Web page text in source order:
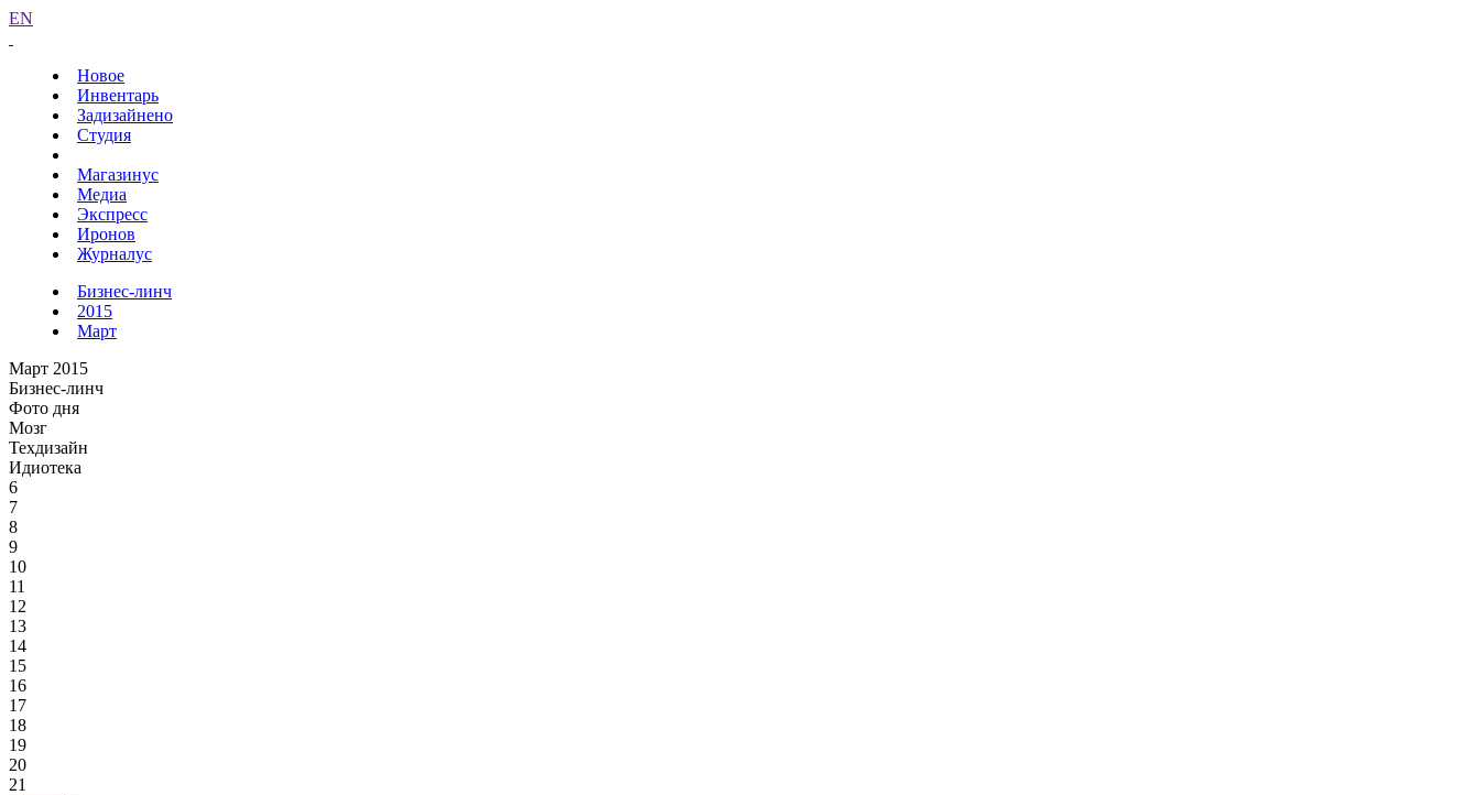
EN
Новое
Инвентарь
Задизайнено
Студия
Магазинус
Медиа
Экспресс
Иронов
Журналус
Бизнес-линч
2015
Март
Март 2015
Бизнес-линч
Фото дня
Мозг
Техдизайн
Идиотека
6
7
8
9
10
11
12
13
14
15
16
17
18
19
20
21